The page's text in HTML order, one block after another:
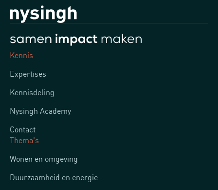
Kennis
Expertises
Kennisdeling
Nysingh Academy
Contact
Thema's
Wonen en omgeving
Duurzaamheid en energie